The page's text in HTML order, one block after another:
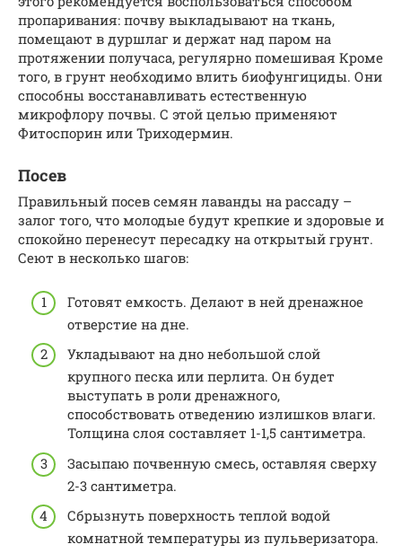
пропаривания: почву выкладывают на ткань,
помещают в дуршлаг и держат над паром на
протяжении получаса, регулярно помешивая Кроме
того, в грунт необходимо влить биофунгициды. Они
способны восстанавливать естественную
микрофлору почвы. С этой целью применяют
Фитоспорин или Триходермин.
Посев
Правильный посев семян лаванды на рассаду –
залог того, что молодые будут крепкие и здоровые и
спокойно перенесут пересадку на открытый грунт.
Сеют в несколько шагов:
Готовят емкость. Делают в ней дренажное
отверстие на дне.
Укладывают на дно небольшой слой
крупного песка или перлита. Он будет
выступать в роли дренажного,
способствовать отведению излишков влаги.
Толщина слоя составляет 1-1,5 сантиметра.
Засыпаю почвенную смесь, оставляя сверху
2-3 сантиметра.
Сбрызнуть поверхность теплой водой
комнатной температуры из пульверизатора.